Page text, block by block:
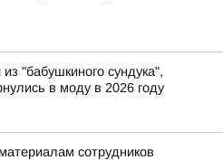
"бабушкиного сундука",
в моду в 2026 году
сотрудников